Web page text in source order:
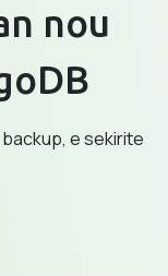
nou
e sekirite